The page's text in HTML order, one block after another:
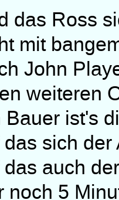
das Ross
mit
John
weiteren
Bauer ist's
das sich
das auch
noch 5